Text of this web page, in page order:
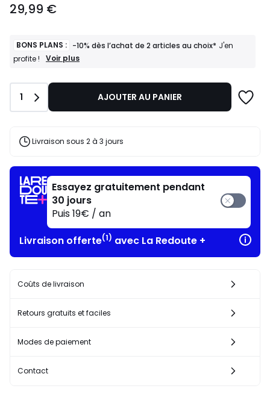
€.
29,99 €
BONS PLANS : -10% dès l’achat de 2 articles au choix* J'en
profite !
BONS
-10%
l’achat
articles
profite
!
Voir plus
Quantité
1 AJOUTER AU PANIER
Livraison sous 2 à 3 jours
Essayez gratuitement pendant
30 jours
Puis 19€ / an
Livraison offerte(1) avec La Redoute +
Coûts de livraison
Retours gratuits et faciles
Modes de paiement
Contact